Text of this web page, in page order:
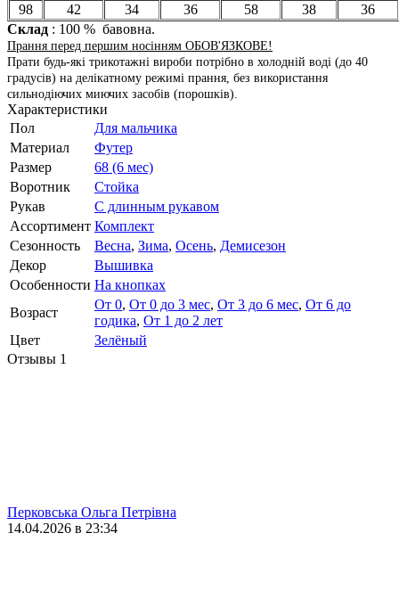
98
42 34 36 58 38
36
Склад : 100 % бавовна.
Прання перед першим носінням ОБОВ'ЯЗКОВЕ!
Прати будь-які трикотажні вироби потрібно в холодній воді (до 40
градусів) на делікатному режимі прання, без використання
сильнодіючих миючих засобів (порошків).
Характеристики
Пол
Для мальчика
Материал
Футер
Размер
68 (6 мес)
Воротник
Стойка
Рукав
С длинным рукавом
Ассортимент Комплект
Сезонность
Весна, Зима, Осень, Демисезон
Декор
Вышивка
Особенности На кнопках
Возраст
От 0, От 0 до 3 мес, От 3 до 6 мес, От 6 до
годика, От 1 до 2 лет
Цвет
Зелёный
Отзывы 1
Перковська Ольга Петрівна
14.04.2026 в 23:34